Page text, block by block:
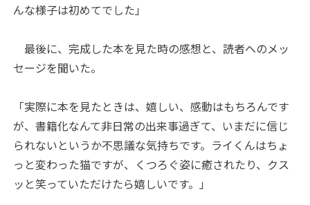
んな様子は初めてでした」
最後に、完成した本を見た時の感想と、読者へのメッ
セージを聞いた。
「実際に本を見たときは、嬉しい、感動はもちろんです
が、書籍化なんて非日常の出来事過ぎて、いまだに信じ
られないというか不思議な気持ちです。ライくんはちょ
っと変わった猫ですが、くつろぐ姿に癒されたり、クス
ッと笑っていただけたら嬉しいです。」